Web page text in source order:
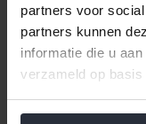
partners voor
partners kunnen
informatie die u
verzameld op
€11,49 Incl. btw
€9,50 Excl. btw
Beschikbaar